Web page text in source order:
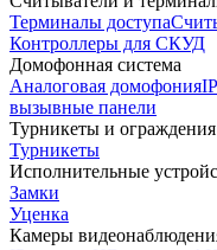
Терминалы доступа
Контроллеры для СКУД
Домофонная система
Аналоговая домофония
вызывные панели
Турникеты и ограждения
Турникеты
Исполнительные
Замки
Уценка
Камеры